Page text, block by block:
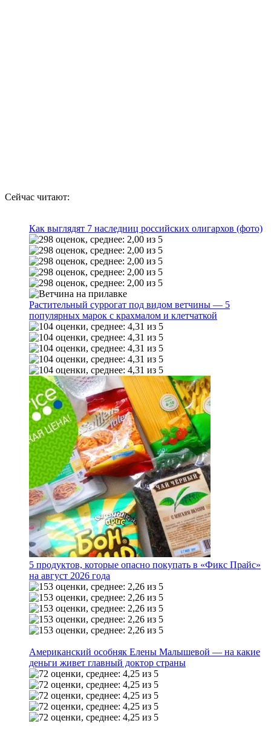
Сейчас читают:
Как выглядят 7 наследниц российских олигархов (фото)
Растительный суррогат под видом ветчины — 5
популярных марок с крахмалом и клетчаткой
5 продуктов, которые опасно покупать в «Фикс Прайс»
на август 2026 года
Американский особняк Елены Малышевой — на какие
деньги живет главный доктор страны